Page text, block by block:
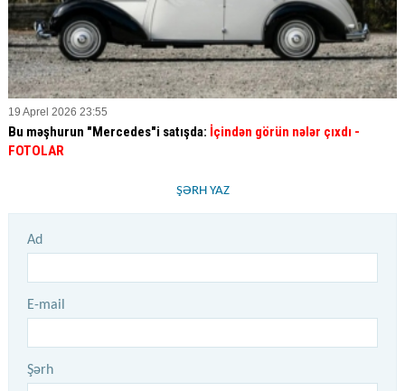
19 Aprel 2026 23:55
Bu məşhurun "Mercedes"i satışda: İçindən görün nələr çıxdı -
FOTOLAR
ŞƏRH YAZ
Ad
E-mail
Şərh